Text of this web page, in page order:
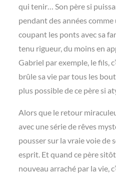
qui tenir… Son père si
pendant des années comme
coupant les ponts avec sa
tenu rigueur, du moins en
Gabriel par exemple, le fils,
brûle sa vie par tous les
plus possible de ce père si
Alors que le retour
avec une série de rêves
pousser sur la vraie voie de
esprit. Et quand ce père
nouveau arraché par la vie,